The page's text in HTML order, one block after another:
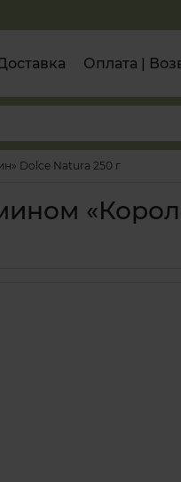
Оплата |
Dolce Natura 250 г